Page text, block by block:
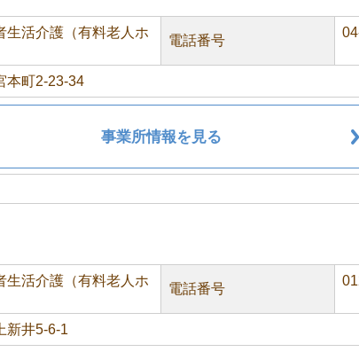
生活介護（有料老人ホ
電話番号
本町2-23-34
事業所情報を見る
生活介護（有料老人ホ
電話番号
新井5-6-1